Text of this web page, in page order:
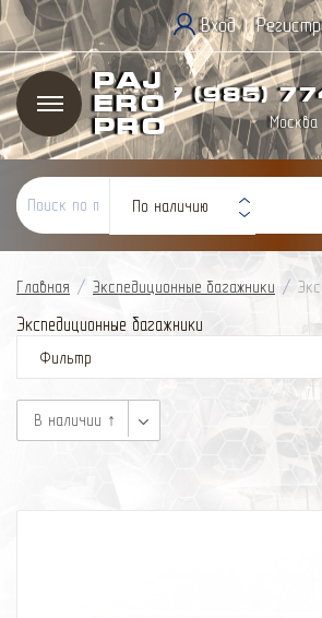
Вход |
Paj
ero
Pro
+7 (985)
Москва
По наличию
Фильтр
Главная / Экспедиционные багажники /
Экспедиционные багажники
В наличии ↑